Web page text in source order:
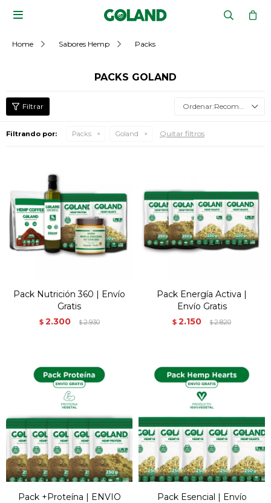

Home Sabores Hemp Packs
PACKS GOLAND
Recomendados
Filtrando por: Packs Goland Quitar filtros
Pack Nutrición 360 | Envío
Gratis
$ 2.300 $2.930
Pack Energía Activa |
Envío Gratis
$ 2.150 $2.820
Pack +Proteína | ENVIO
Pack Esencial | Envío